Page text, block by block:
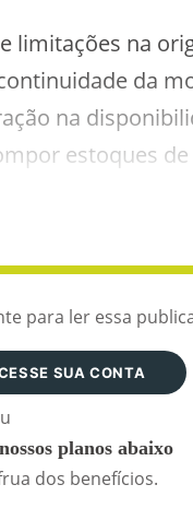
limitações na
da
na
estoques
para ler essa
SUA CONTA
planos abaixo
dos benefícios.